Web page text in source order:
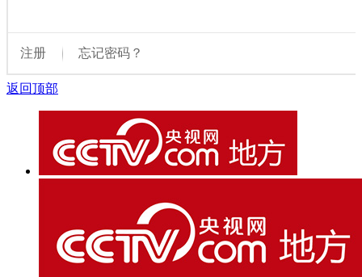
返回顶部